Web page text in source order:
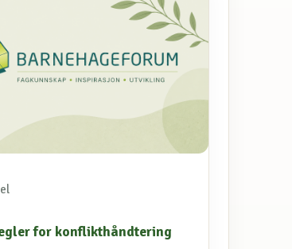
for konflikthåndtering